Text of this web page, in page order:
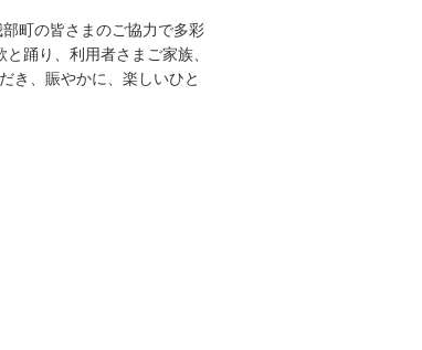
町の皆さまのご協力で多彩
踊り、利用者さまご家族、
き、賑やかに、楽しいひと